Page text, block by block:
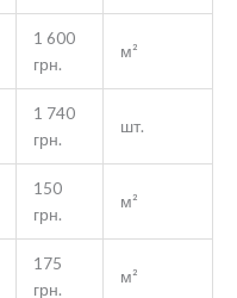
1 600
грн.
м²
1 740
грн.
шт.
150
грн.
м²
175
грн.
м²